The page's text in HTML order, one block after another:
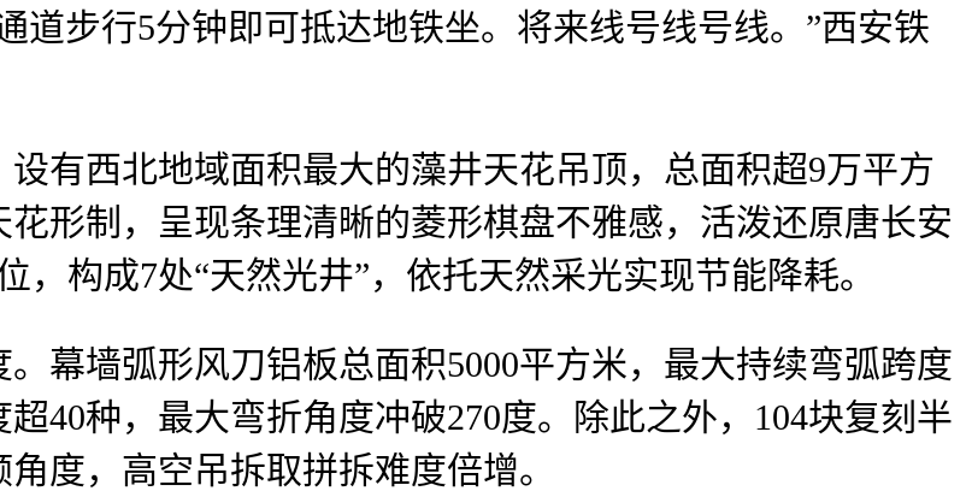
步行5分钟即可抵达地铁坐。将来线号线号线。”西安铁
西北地域面积最大的藻井天花吊顶，总面积超9万平方
形制，呈现条理清晰的菱形棋盘不雅感，活泼还原唐长安
构成7处“天然光井”，依托天然采光实现节能降耗。
墙弧形风刀铝板总面积5000平方米，最大持续弯弧跨度
40种，最大弯折角度冲破270度。除此之外，104块复刻半
度，高空吊拆取拼拆难度倍增。